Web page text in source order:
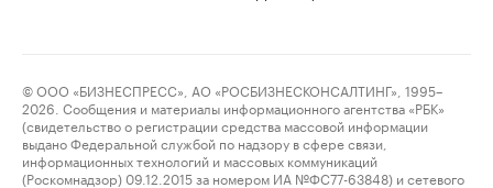
© ООО «БИЗНЕСПРЕСС», АО «РОСБИЗНЕСКОНСАЛТИНГ», 1995–
2026. Сообщения и материалы информационного агентства «РБК»
(свидетельство о регистрации средства массовой информации
выдано Федеральной службой по надзору в сфере связи,
информационных технологий и массовых коммуникаций
(Роскомнадзор) 09.12.2015 за номером ИА №ФС77-63848) и сетевого